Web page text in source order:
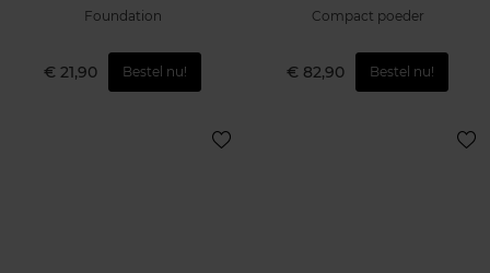
Foundation
€ 21,90 Bestel nu!
Compact poeder
€ 82,90 Bestel nu!